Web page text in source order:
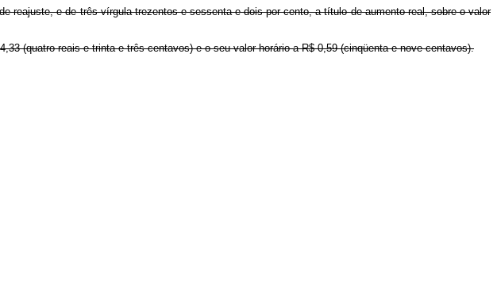
e de três vírgula trezentos e sessenta e dois por cento, a título de aumento real, sobre o valor
(quatro reais e trinta e três centavos) e o seu valor horário a R$ 0,59 (cinqüenta e nove centavos).